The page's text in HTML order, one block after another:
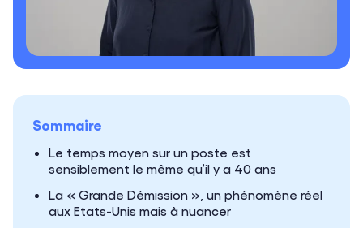
Sommaire
Le temps moyen sur un poste est
sensiblement le même qu’il y a 40 ans
La « Grande Démission », un phénomène réel
aux Etats-Unis mais à nuancer